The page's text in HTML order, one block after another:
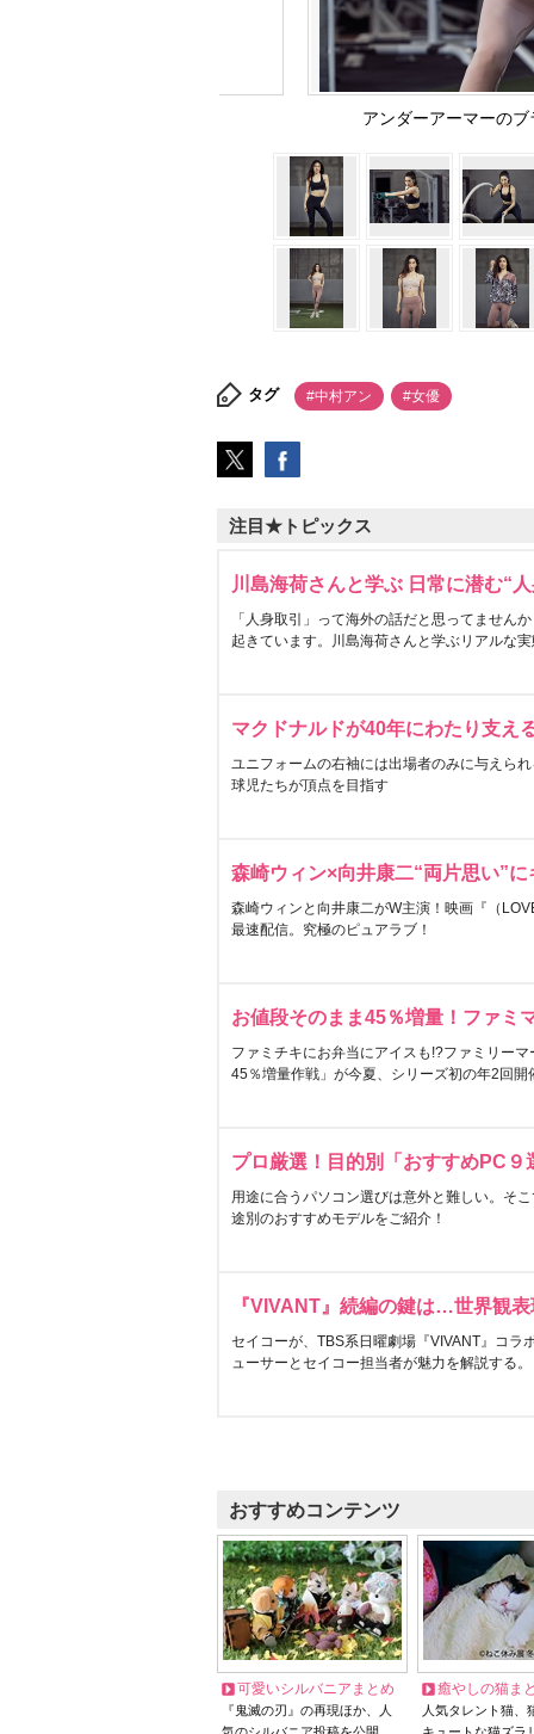
アンダーアーマーの
タグ #中村アン #女優
注目★トピックス
川島海荷さんと学ぶ 日常に潜む“
「人身取引」って海外の話だと思ってません
起きています。川島海荷さんと学ぶリアルな
マクドナルドが40年にわたり支え
ユニフォームの右袖には出場者のみに与えら
球児たちが頂点を目指す
森崎ウィン×向井康二“両片思い”
森崎ウィンと向井康二がW主演！映画『（
最速配信。究極のピュアラブ！
お値段そのまま45％増量！ファミ
ファミチキにお弁当にアイスも!?ファミリー
45％増量作戦」が今夏、シリーズ初の年2回開
プロ厳選！目的別「おすすめPC９
用途に合うパソコン選びは意外と難しい。そ
途別のおすすめモデルをご紹介！
『VIVANT』続編の鍵は…世界観
セイコーが、TBS系日曜劇場『VIVANT』コラ
ューサーとセイコー担当者が魅力を解説する。
おすすめコンテンツ
可愛いシルバニアまとめ
『鬼滅の刃』の再現ほか、人
癒やしの猫ま
人気タレント猫